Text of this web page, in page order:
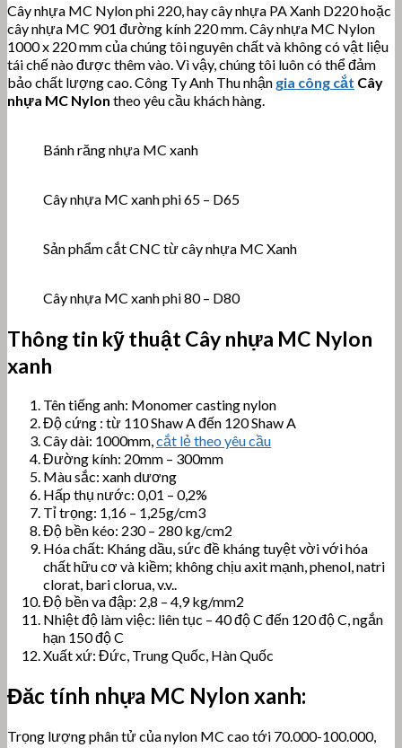
Cây nhựa MC Nylon phi 220, hay cây nhựa PA Xanh D220 hoặc
cây nhựa MC 901 đường kính 220 mm. Cây nhựa MC Nylon
1000 x 220 mm của chúng tôi nguyên chất và không có vật liệu
tái chế nào được thêm vào. Vì vậy, chúng tôi luôn có thể đảm
bảo chất lượng cao. Công Ty Anh Thu nhận gia công cắt Cây
nhựa MC Nylon theo yêu cầu khách hàng.
Bánh răng nhựa MC xanh
Cây nhựa MC xanh phi 65 – D65
Sản phẩm cắt CNC từ cây nhựa MC Xanh
Cây nhựa MC xanh phi 80 – D80
Thông tin kỹ thuật Cây nhựa MC Nylon
xanh
Tên tiếng anh: Monomer casting nylon
Độ cứng : từ 110 Shaw A đến 120 Shaw A
Cây dài: 1000mm, cắt lẻ theo yêu cầu
Đường kính: 20mm – 300mm
Màu sắc: xanh dương
Hấp thụ nước: 0,01 – 0,2%
Tỉ trọng: 1,16 – 1,25g/cm3
Độ bền kéo: 230 – 280 kg/cm2
Hóa chất: Kháng dầu, sức đề kháng tuyệt vời với hóa
chất hữu cơ và kiềm; không chịu axit mạnh, phenol, natri
clorat, bari clorua, v.v..
Độ bền va đập: 2,8 – 4,9 kg/mm2
Nhiệt độ làm việc: liên tục – 40 độ C đến 120 độ C, ngắn
hạn 150 độ C
Xuất xứ: Đức, Trung Quốc, Hàn Quốc
Đăc tính nhựa MC Nylon xanh:
Trọng lượng phân tử của nylon MC cao tới 70.000-100.000,